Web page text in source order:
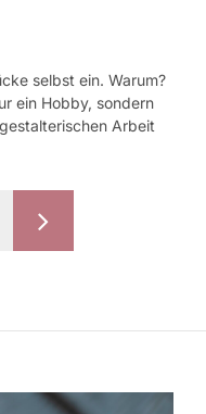
selbst ein. Warum?
ein Hobby, sondern
Arbeit